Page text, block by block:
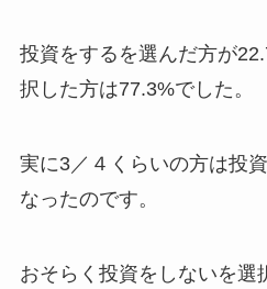
投資をするを選んだ方が
択した方は77.3%でした。
実に3／４くらいの方は投
なったのです。
おそらく投資をしないを選